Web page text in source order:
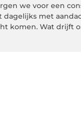
we voor een
met
komen. Wat drijft